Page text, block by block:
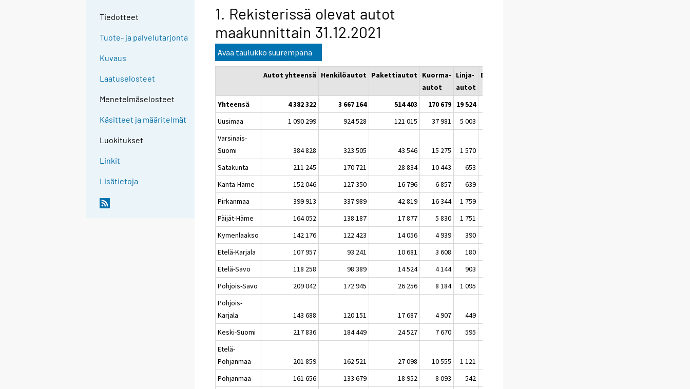
Tiedotteet
Tuote- ja palvelutarjonta
Kuvaus
Laatuselosteet
Menetelmäselosteet
Käsitteet ja määritelmät
Luokitukset
Linkit
Lisätietoja
1. Rekisterissä olevat autot
maakunnittain 31.12.2021
Avaa taulukko suurempana
Autot yhteensä Henkilöautot Pakettiautot
Kuorma-
autot
Linja-
autot
Erikoisautot
Yhteensä 4 382 322 3 667 164 514 403 170 679 19 524
Uusimaa
1 090 299 924 528 121 015 37 981 5 003
Varsinais-
Suomi
384 828 323 505 43 546 15 275 1 570
Satakunta
211 245 170 721 28 834 10 443 653
Kanta-Häme
152 046 127 350 16 796 6 857 639
Pirkanmaa
399 913 337 989 42 819 16 344 1 759
Päijät-Häme
164 052 138 187 17 877 5 830 1 751
Kymenlaakso
142 176 122 423 14 056 4 939 390
Etelä-Karjala
107 957 93 241 10 681 3 608 180
Etelä-Savo
118 258 98 389 14 524 4 144 903
Pohjois-Savo
209 042 172 945 26 256 8 184 1 095
Pohjois-
Karjala
143 688 120 151 17 687 4 907 449
Keski-Suomi
217 836 184 449 24 527 7 670 595
Etelä-
Pohjanmaa
201 859 162 521 27 098 10 555 1 121
Pohjanmaa
161 656 133 679 18 952 8 093 542